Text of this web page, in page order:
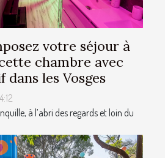
votre séjour à
chambre avec
les Vosges
à l’abri des regards et loin du